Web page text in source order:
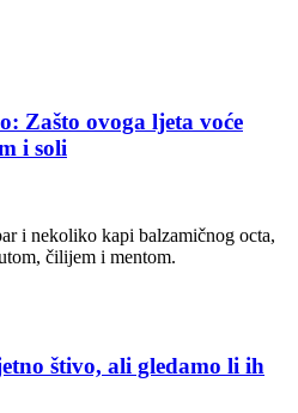
Zašto ovoga ljeta voće
i soli
i nekoliko kapi balzamičnog octa,
čilijem i mentom.
štivo, ali gledamo li ih